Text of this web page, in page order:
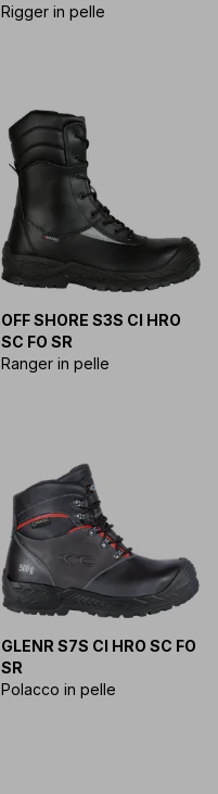
Rigger in pelle
OFF SHORE S3S CI HRO
SC FO SR
Ranger in pelle
GLENR S7S CI HRO SC FO
SR
Polacco in pelle